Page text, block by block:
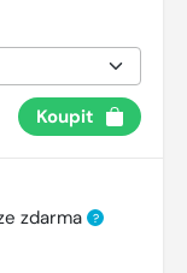
Koupit
zdarma ?